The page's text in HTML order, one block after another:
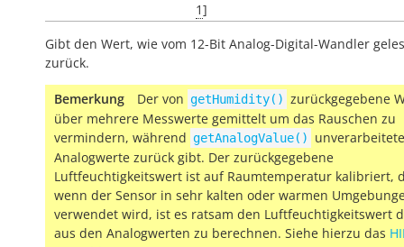
1]
Gibt den Wert, wie vom 12-Bit Analog-Digital-Wandler
zurück.
Bemerkung Der von getHumidity() zurückgegebene
über mehrere Messwerte gemittelt um das Rauschen zu
vermindern, während getAnalogValue()
unverarbeitete
Analogwerte zurück gibt. Der zurückgegebene
Luftfeuchtigkeitswert ist auf Raumtemperatur kalibriert,
wenn der Sensor in sehr kalten oder warmen
verwendet wird, ist es ratsam den Luftfeuchtigkeitswert
aus den Analogwerten zu berechnen. Siehe hierzu das